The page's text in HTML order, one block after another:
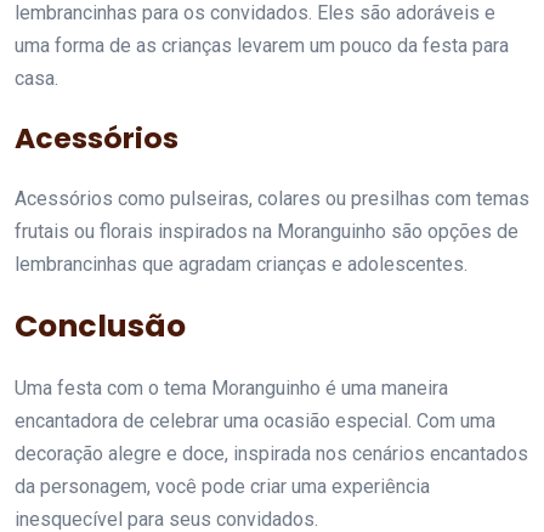
lembrancinhas para os convidados. Eles são adoráveis e
uma forma de as crianças levarem um pouco da festa para
casa.
Acessórios
Acessórios como pulseiras, colares ou presilhas com temas
frutais ou florais inspirados na Moranguinho são opções de
lembrancinhas que agradam crianças e adolescentes.
Conclusão
Uma festa com o tema Moranguinho é uma maneira
encantadora de celebrar uma ocasião especial. Com uma
decoração alegre e doce, inspirada nos cenários encantados
da personagem, você pode criar uma experiência
inesquecível para seus convidados.